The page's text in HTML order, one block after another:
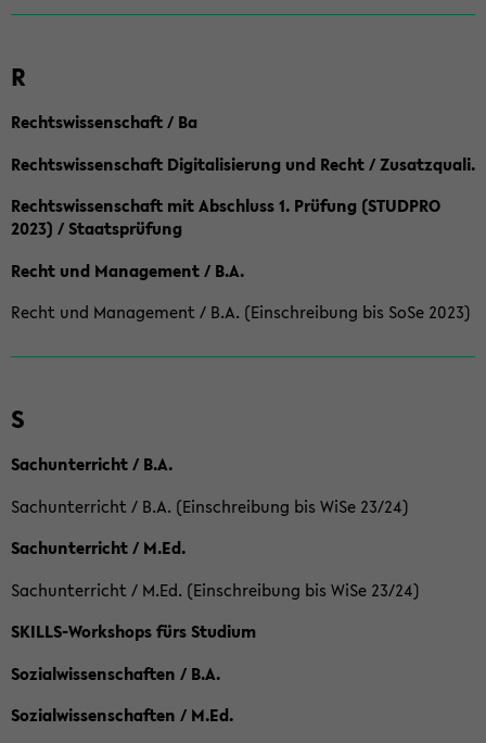
R
Rechtswissenschaft / Ba
Rechtswissenschaft Digitalisierung und Recht / Zusatzquali.
Rechtswissenschaft mit Abschluss 1. Prüfung (STUDPRO
2023) / Staatsprüfung
Recht und Management / B.A.
Recht und Management / B.A. (Einschreibung bis SoSe 2023)
S
Sachunterricht / B.A.
Sachunterricht / B.A. (Einschreibung bis WiSe 23/24)
Sachunterricht / M.Ed.
Sachunterricht / M.Ed. (Einschreibung bis WiSe 23/24)
SKILLS-Workshops fürs Studium
Sozialwissenschaften / B.A.
Sozialwissenschaften / M.Ed.